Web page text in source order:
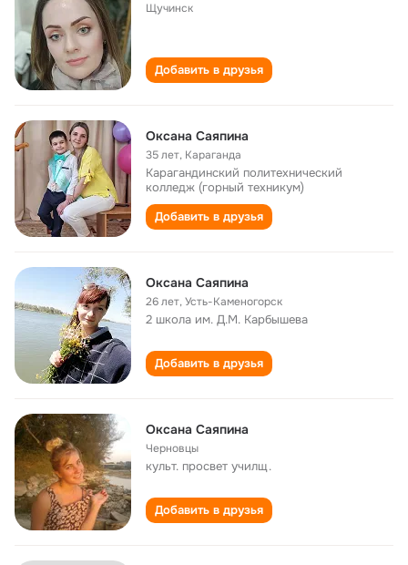
Щучинск
Добавить в друзья
Оксана Саяпина
35 лет, Караганда
Карагандинский политехнический
колледж (горный техникум)
Добавить в друзья
Оксана Саяпина
26 лет,Усть-Каменогорск
2 школа им. Д.М. Карбышева
Добавить в друзья
Оксана Саяпина
Черновцы
культ. просвет училщ.
Добавить в друзья